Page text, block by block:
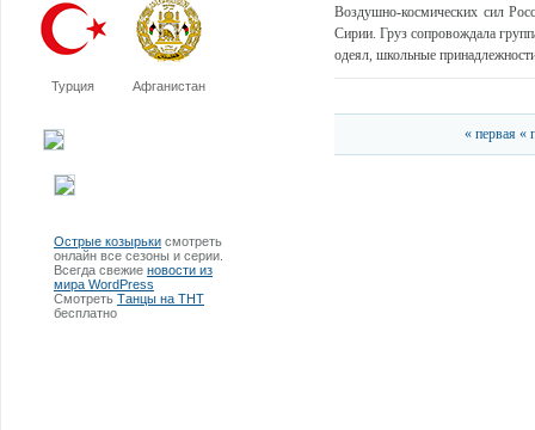
Турция Афганистан
Острые козырьки смотреть
онлайн все сезоны и серии.
Всегда свежие новости из
мира WordPress
Смотреть Танцы на ТНТ
бесплатно
Воздушно-космических сил
Сирии. Груз сопровождала
одеял, школьные
« первая «